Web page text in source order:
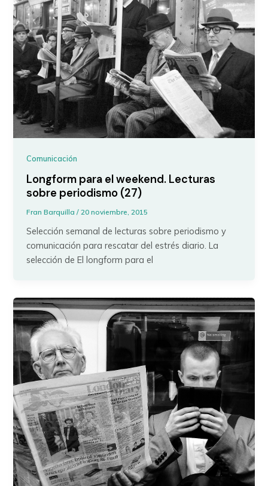
Comunicación
Longform para el weekend. Lecturas
sobre periodismo (27)
Fran Barquilla/20 noviembre, 2015
Selección semanal de lecturas sobre periodismo y
comunicación para rescatar del estrés diario. La
selección de El longform para el